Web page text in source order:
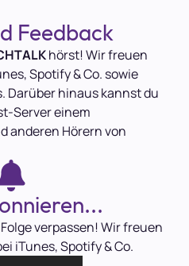
Feedback
hörst! Wir freuen
Spotify & Co. sowie
Darüber hinaus kannst du
Server einem
anderen Hörern von
verpassen! Wir freuen
iTunes, Spotify & Co.